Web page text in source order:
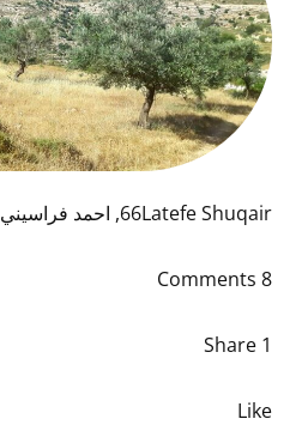
66Latefe Shuqair, احمد فراسيني and 64 others
8 Comments
1 Share
Like